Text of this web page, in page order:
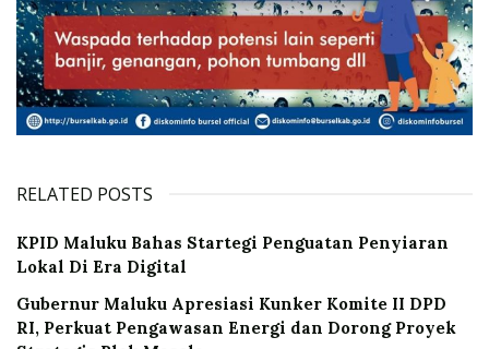
RELATED POSTS
KPID Maluku Bahas Startegi Penguatan Penyiaran
Lokal Di Era Digital
Gubernur Maluku Apresiasi Kunker Komite II DPD
RI, Perkuat Pengawasan Energi dan Dorong Proyek